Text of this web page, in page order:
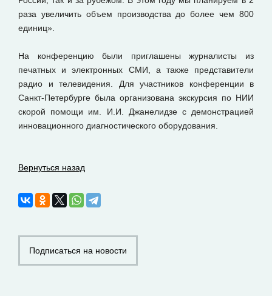
раза увеличить объем производства до более чем 800
единиц».
На конференцию были приглашены журналисты из
печатных и электронных СМИ, а также представители
радио и телевидения. Для участников конференции в
Санкт-Петербурге была организована экскурсия по НИИ
скорой помощи им. И.И. Джанелидзе с демонстрацией
инновационного диагностического оборудования.
Вернуться назад
Подписаться на новости